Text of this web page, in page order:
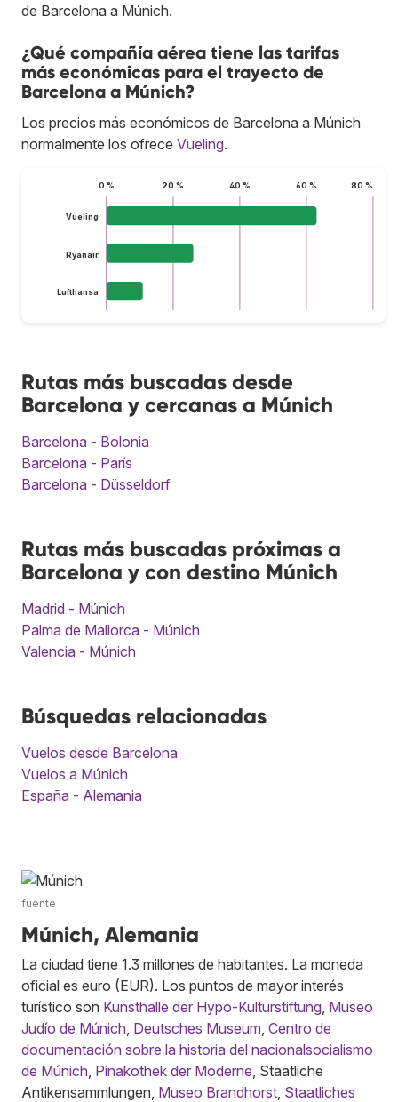
de Barcelona a Múnich.
¿Qué compañía aérea tiene las tarifas
más económicas para el trayecto de
Barcelona a Múnich?
Los precios más económicos de Barcelona a Múnich
normalmente los ofrece Vueling.
0 % 20 % 40 % 60 % 80 %
Vueling
Ryanair
Lufthansa
Rutas más buscadas desde
Barcelona y cercanas a Múnich
Barcelona - Bolonia
Barcelona - París
Barcelona - Düsseldorf
Rutas más buscadas próximas a
Barcelona y con destino Múnich
Madrid - Múnich
Palma de Mallorca - Múnich
Valencia - Múnich
Búsquedas relacionadas
Vuelos desde Barcelona
Vuelos a Múnich
España - Alemania
fuente
Múnich, Alemania
La ciudad tiene 1.3 millones de habitantes. La moneda
oficial es euro (EUR). Los puntos de mayor interés
turístico son Kunsthalle der Hypo-Kulturstiftung Museo
Judío de Múnich Deutsches Museum Centro de
documentación sobre la historia del nacionalsocialismo
de Múnich Pinakothek der Moderne , Staatliche
Antikensammlungen, Museo Brandhorst Staatliches